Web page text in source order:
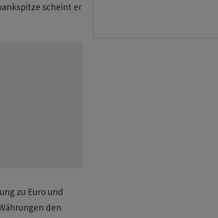
scheint er
zu Euro und
den